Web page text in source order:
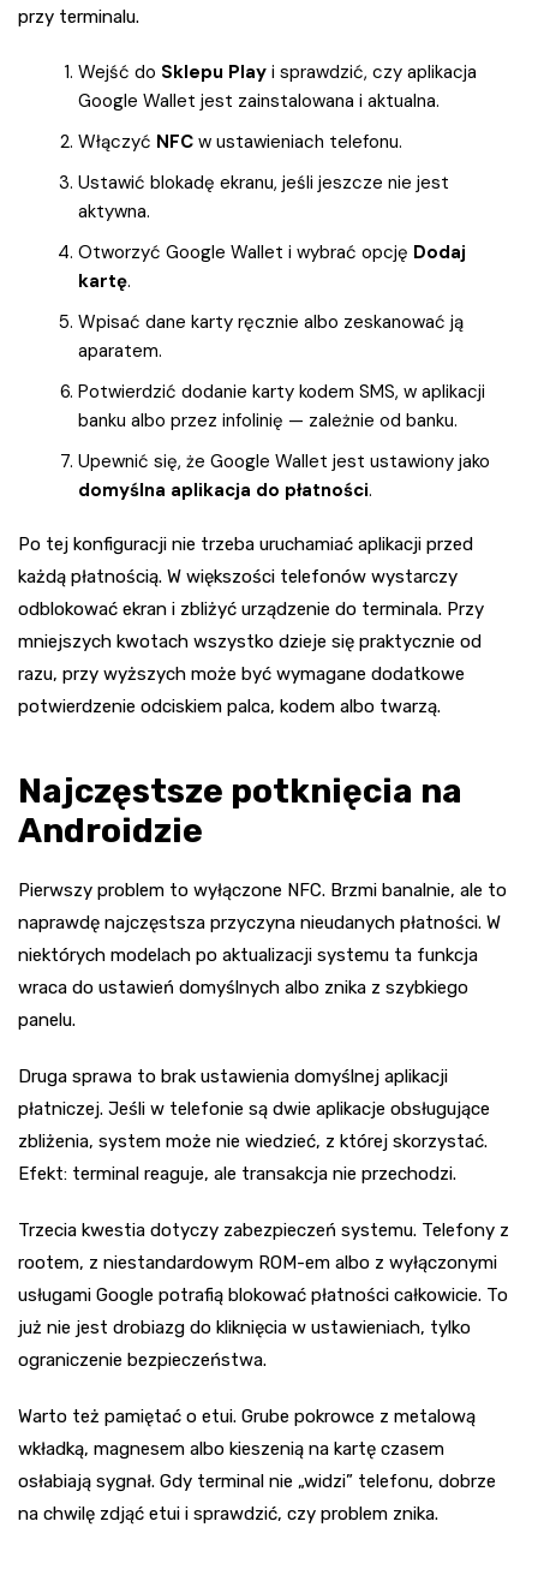
przy terminalu.
Wejść do Sklepu Play i sprawdzić, czy aplikacja
Google Wallet jest zainstalowana i aktualna.
Włączyć NFC w ustawieniach telefonu.
Ustawić blokadę ekranu, jeśli jeszcze nie jest
aktywna.
Otworzyć Google Wallet i wybrać opcję Dodaj
kartę.
Wpisać dane karty ręcznie albo zeskanować ją
aparatem.
Potwierdzić dodanie karty kodem SMS, w aplikacji
banku albo przez infolinię — zależnie od banku.
Upewnić się, że Google Wallet jest ustawiony jako
domyślna aplikacja do płatności.
Po tej konfiguracji nie trzeba uruchamiać aplikacji przed
każdą płatnością. W większości telefonów wystarczy
odblokować ekran i zbliżyć urządzenie do terminala. Przy
mniejszych kwotach wszystko dzieje się praktycznie od
razu, przy wyższych może być wymagane dodatkowe
potwierdzenie odciskiem palca, kodem albo twarzą.
Najczęstsze potknięcia na
Androidzie
Pierwszy problem to wyłączone NFC. Brzmi banalnie, ale to
naprawdę najczęstsza przyczyna nieudanych płatności. W
niektórych modelach po aktualizacji systemu ta funkcja
wraca do ustawień domyślnych albo znika z szybkiego
panelu.
Druga sprawa to brak ustawienia domyślnej aplikacji
płatniczej. Jeśli w telefonie są dwie aplikacje obsługujące
zbliżenia, system może nie wiedzieć, z której skorzystać.
Efekt: terminal reaguje, ale transakcja nie przechodzi.
Trzecia kwestia dotyczy zabezpieczeń systemu. Telefony z
rootem, z niestandardowym ROM-em albo z wyłączonymi
usługami Google potrafią blokować płatności całkowicie. To
już nie jest drobiazg do kliknięcia w ustawieniach, tylko
ograniczenie bezpieczeństwa.
Warto też pamiętać o etui. Grube pokrowce z metalową
wkładką, magnesem albo kieszenią na kartę czasem
osłabiają sygnał. Gdy terminal nie „widzi” telefonu, dobrze
na chwilę zdjąć etui i sprawdzić, czy problem znika.